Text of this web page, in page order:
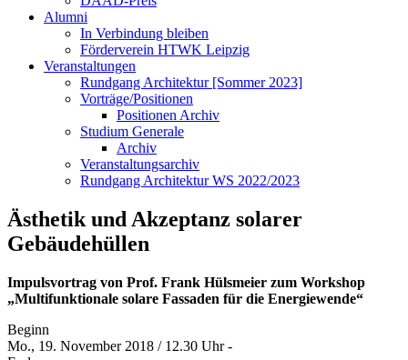
Alumni
In Verbindung bleiben
Förderverein HTWK Leipzig
Veranstaltungen
Rundgang Architektur [Sommer 2023]
Vorträge/Positionen
Positionen Archiv
Studium Generale
Archiv
Veranstaltungsarchiv
Rundgang Architektur WS 2022/2023
Ästhetik und Akzeptanz solarer
Gebäudehüllen
Impulsvortrag von Prof. Frank Hülsmeier zum Workshop
„Multifunktionale solare Fassaden für die Energiewende“
Beginn
Mo., 19. November 2018 / 12.30 Uhr -